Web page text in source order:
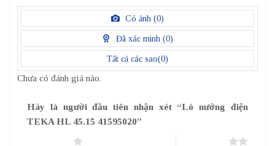
điểm
1
điểm
Có ảnh (0)
Đã xác minh (0)
Tất cả các sao(0)
Chưa có đánh giá nào.
Hãy là người đầu tiên nhận xét “Lò nướng điện
TEKA HL 45.15 41595020”